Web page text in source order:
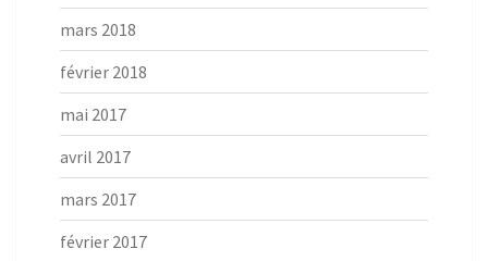
mars 2018
février 2018
mai 2017
avril 2017
mars 2017
février 2017